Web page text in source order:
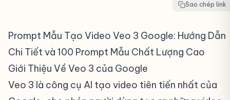
Sao chép link
Prompt Mẫu Tạo Video Veo 3 Google: Hướng Dẫn
Chi Tiết và 100 Prompt Mẫu Chất Lượng Cao
Giới Thiệu Về Veo 3 của Google
Veo 3 là công cụ AI tạo video tiên tiến nhất của